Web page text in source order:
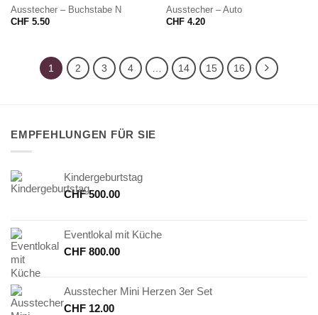
Ausstecher – Buchstabe N
CHF5.50
Ausstecher – Auto
CHF4.20
1 2 3 4 14 15 16
EMPFEHLUNGEN FÜR SIE
Kindergeburtstag
CHF500.00
Eventlokal mit Küche
CHF 800.00
Ausstecher Mini Herzen 3er Set
CHF 12.00